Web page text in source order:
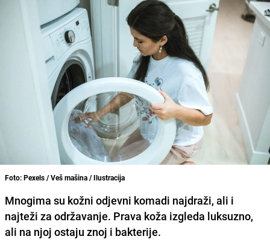
Foto: Pexels / Veš mašina / Ilustracija
Mnogima su kožni odjevni komadi najdraži, ali i
najteži za održavanje. Prava koža izgleda luksuzno,
ali na njoj ostaju znoj i bakterije.